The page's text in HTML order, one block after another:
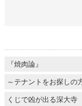
『焼肉論』
～テナントをお探しの
くじで凶が出る深大寺